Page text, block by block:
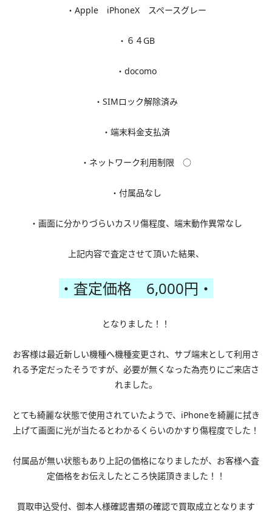
・Apple iPhoneX スペースグレー
・６４GB
・docomo
・SIMロック解除済み
・端末料金支払済
・ネットワーク利用制限 ○
・付属品なし
・画面に分かりづらいカスリ傷程度、端末動作異常なし
上記内容で査定させて頂いた結果、
・査定価格 6,000円・
となりました！！
お客様は最近新しい機種へ機種変更され、サブ端末として利用さ
れる予定だったそうですが、必要が無くなった為売りにご来店さ
れました。
とても綺麗な状態で使用されていたようで、iPhoneを綺麗に拭き
上げて画面に光が当たるとわかるくらいのかすり傷程度でした！
付属品が無い状態もあり上記の価格になりましたが、お客様へ査
定価格をお伝えしたところ快諾頂きました！！
買取申込受付、御本人様確認書類の確認で買取成立となります